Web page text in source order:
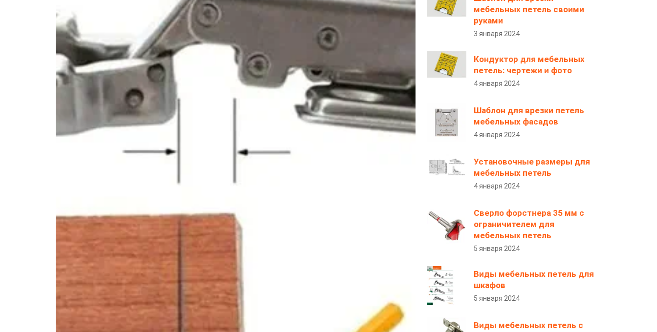
мебельных петель своими
руками
3 января 2024
Кондуктор для мебельных
петель: чертежи и фото
4 января 2024
Шаблон для врезки петель
мебельных фасадов
4 января 2024
Установочные размеры для
мебельных петель
4 января 2024
Сверло форстнера 35 мм с
ограничителем для
мебельных петель
5 января 2024
Виды мебельных петель для
шкафов
5 января 2024
Виды мебельных петель с